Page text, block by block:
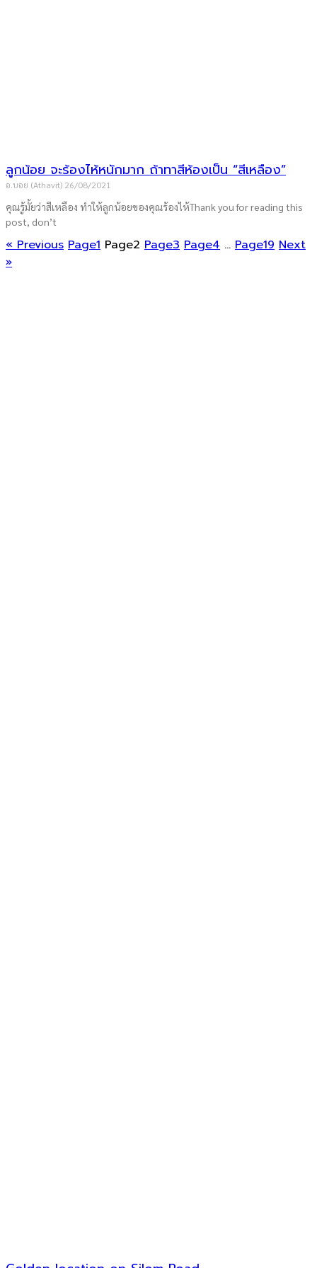
ลูกน้อย จะร้องไห้หนักมาก ถ้าทาสีห้องเป็น “สีเหลือง”
อ.บอย (Athavit) 26/08/2021
คุณรู้มั้ยว่าสีเหลือง ทำให้ลูกน้อยของคุณร้องไห้Thank you for reading this
post, don’t
« Previous Page1 Page2 Page3 Page4 … Page19 Next
»